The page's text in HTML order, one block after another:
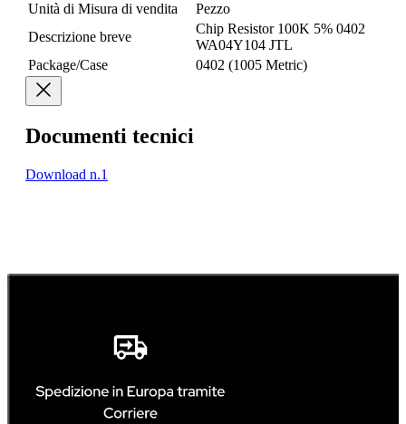
Unità di Misura di vendita
Pezzo
Descrizione breve
Chip Resistor 100K 5% 0402
WA04Y104 JTL
Package/Case
0402 (1005 Metric)
Documenti tecnici
Download n.1